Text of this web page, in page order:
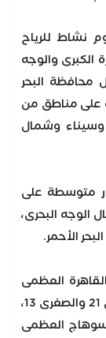
نشاط للرياح
الكبرى والوجه
محافظة البحر
على مناطق من
وسيناء وشمال
متوسطة على
الوجه البحرى،
الأحمر.
العظمى
20 درجة والصغرى 14، والإسكندرية العظمى 21 والصغرى 13،
20 درجة والصغرى 12، وسوهاج العظمى